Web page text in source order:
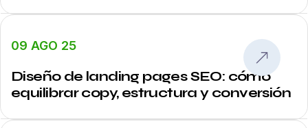
09 AGO 25
Diseño de landing pages SEO: cómo
equilibrar copy, estructura y conversión